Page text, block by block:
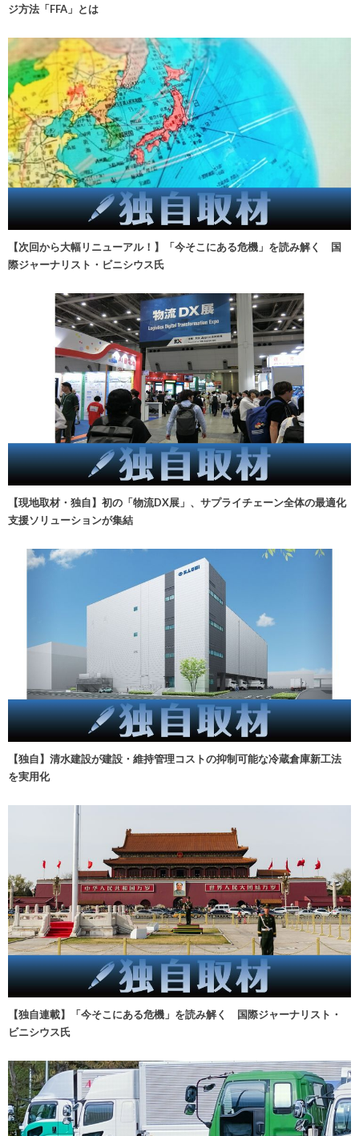
ジ方法「FFA」とは
【次回から大幅リニューアル！】「今そこにある危機」を読み解く 国
際ジャーナリスト・ビニシウス氏
【現地取材・独自】初の「物流DX展」、サプライチェーン全体の最適化
支援ソリューションが集結
【独自】清水建設が建設・維持管理コストの抑制可能な冷蔵倉庫新工法
を実用化
【独自連載】「今そこにある危機」を読み解く 国際ジャーナリスト・
ビニシウス氏